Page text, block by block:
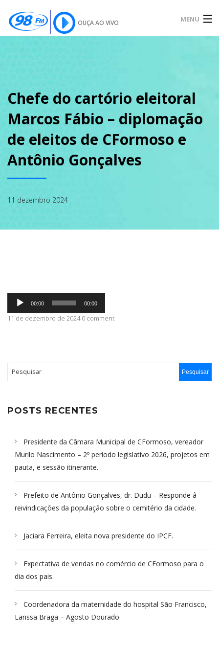
OUÇA AO VIVO MENU
SOBRE
PODCAST
GALERIA
Chefe do cartório eleitoral
Marcos Fábio – diplomação
de eleitos de CFormoso e
Antônio Gonçalves
11 dezembro 2024
Tocador
áudio
00:00 00:00
11 de dezembro de 2024 0 comment
POSTS RECENTES
Presidente da Câmara Municipal de CFormoso, vereador
Murilo Nascimento – 2º período legislativo 2026, projetos em
pauta, e sessão itinerante.
Prefeito de Antônio Gonçalves, dr. Dudu – Responde â
reivindicações da população sobre o cemitério da cidade.
Jaciara Ferreira, eleita nova presidente do IPCF.
Expectativa de vendas no comércio de CFormoso para o
dia dos pais.
Coordenadora da maternidade do hospital São Francisco,
Larissa Braga – Agosto Dourado